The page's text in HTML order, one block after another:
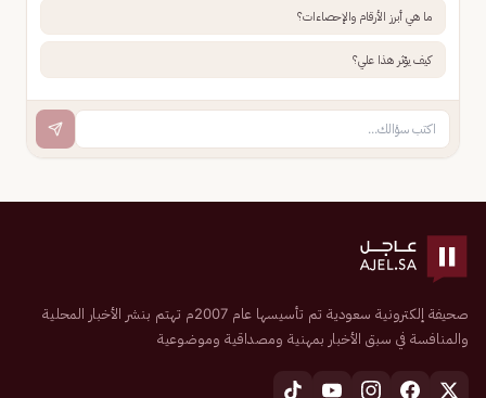
ما هي أبرز الأرقام والإحصاءات؟
كيف يؤثر هذا علي؟
صحيفة إلكترونية سعودية تم تأسيسها عام 2007م تهتم بنشر الأخبار المحلية
والمنافسة في سبق الأخبار بمهنية ومصداقية وموضوعية